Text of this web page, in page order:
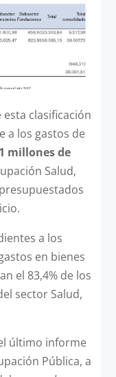
clasificación
a los gastos de
millones de
Salud,
a los
en bienes
el 83,4% de los
sector Salud,
último informe
Pública, a